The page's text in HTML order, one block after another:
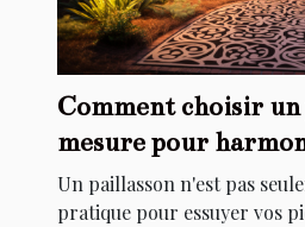
Comment choisir
mesure pour
de votre maison
Un paillasson n'est pas
pratique pour essuyer vos